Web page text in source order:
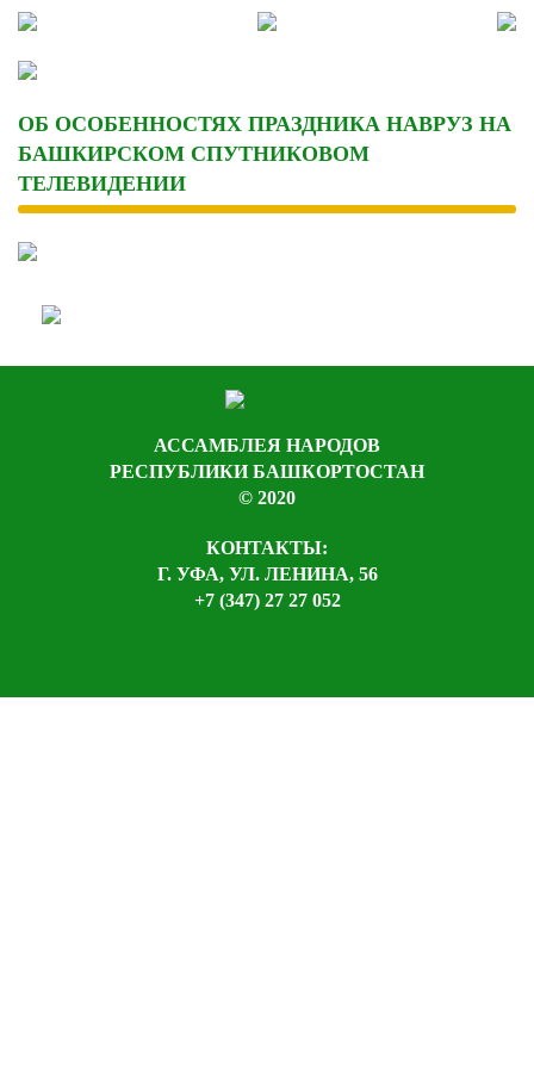
Skip
content
ОБ ОСОБЕННОСТЯХ ПРАЗДНИКА НАВРУЗ НА
БАШКИРСКОМ СПУТНИКОВОМ
ТЕЛЕВИДЕНИИ
АССАМБЛЕЯ НАРОДОВ
РЕСПУБЛИКИ БАШКОРТОСТАН
© 2020
КОНТАКТЫ:
Г. УФА, УЛ. ЛЕНИНА, 56
+7 (347) 27 27 052